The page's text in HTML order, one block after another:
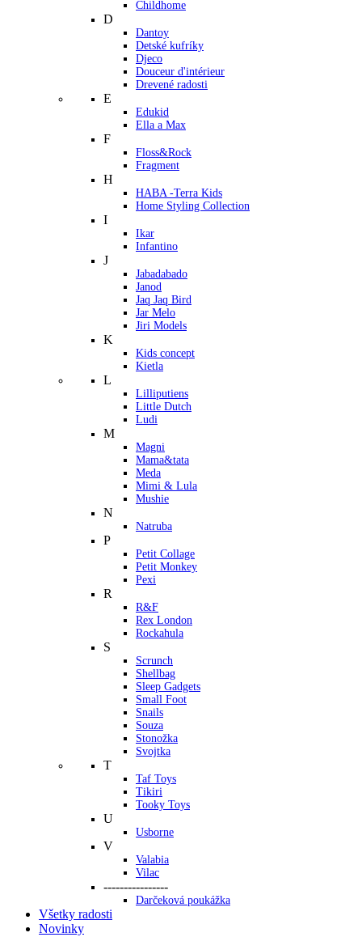
Childhome
D
Dantoy
Detské kufríky
Djeco
Douceur d'intérieur
Drevené radosti
E
Edukid
Ella a Max
F
Floss&Rock
Fragment
H
HABA -Terra Kids
Home Styling Collection
I
Ikar
Infantino
J
Jabadabado
Janod
Jaq Jaq Bird
Jar Melo
Jiri Models
K
Kids concept
Kietla
L
Lilliputiens
Little Dutch
Ludi
M
Magni
Mama&tata
Meda
Mimi & Lula
Mushie
N
Natruba
P
Petit Collage
Petit Monkey
Pexi
R
R&F
Rex London
Rockahula
S
Scrunch
Shellbag
Sleep Gadgets
Small Foot
Snails
Souza
Stonožka
Svojtka
T
Taf Toys
Tikiri
Tooky Toys
U
Usborne
V
Valabia
Vilac
----------------
Darčeková poukážka
Všetky radosti
Novinky